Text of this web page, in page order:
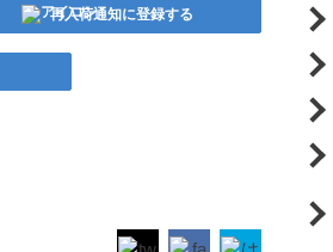
再入荷通知に登録する